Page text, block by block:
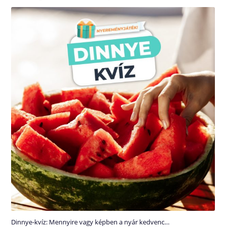
Dinnye-kvíz: Mennyire vagy képben a nyár kedvenc…